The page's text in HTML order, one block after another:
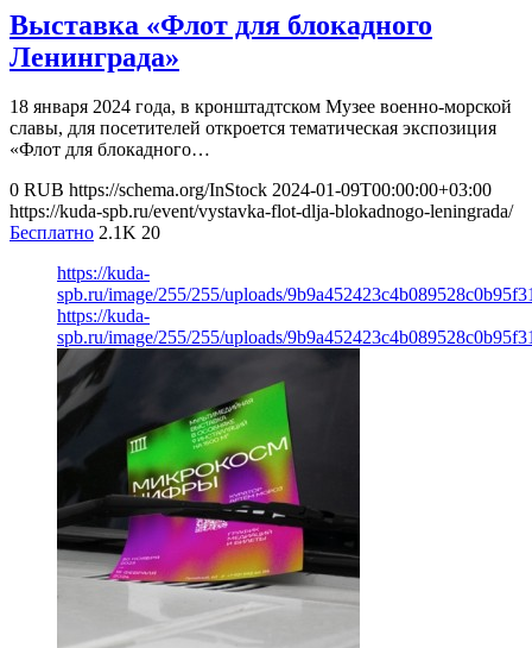
Выставка «Флот для блокадного
Ленинграда»
18 января 2024 года, в кронштадтском Музее военно-морской
славы, для посетителей откроется тематическая экспозиция
«Флот для блокадного…
0 RUB https://schema.org/InStock 2024-01-09T00:00:00+03:00
https://kuda-spb.ru/event/vystavka-flot-dlja-blokadnogo-leningrada/
Бесплатно 2.1K 20
https://kuda-
spb.ru/image/255/255/uploads/
https://kuda-
spb.ru/image/255/255/uploads/